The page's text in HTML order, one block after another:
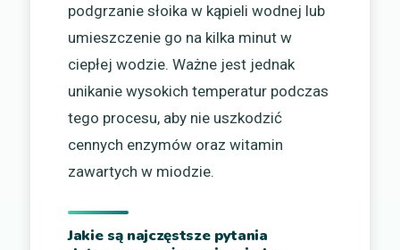
podgrzanie słoika w kąpieli wodnej lub
umieszczenie go na kilka minut w
ciepłej wodzie. Ważne jest jednak
unikanie wysokich temperatur podczas
tego procesu, aby nie uszkodzić
cennych enzymów oraz witamin
zawartych w miodzie.
Jakie są najczęstsze pytania